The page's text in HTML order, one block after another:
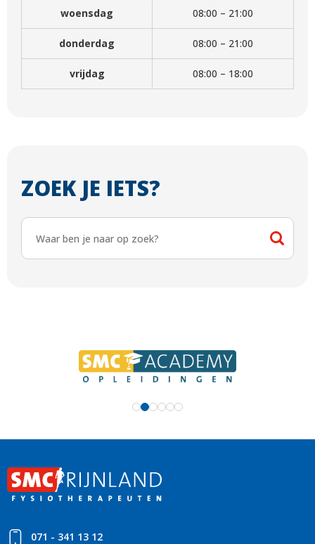
woensdag 08:00 – 21:00
donderdag 08:00 – 21:00
vrijdag 08:00 – 18:00
ZOEK JE IETS?
071 - 341 13 12